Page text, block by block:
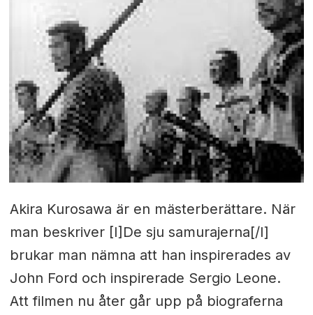
Akira Kurosawa är en mästerberättare. När
man beskriver [I]De sju samurajerna[/I]
brukar man nämna att han inspirerades av
John Ford och inspirerade Sergio Leone.
Att filmen nu åter går upp på biograferna